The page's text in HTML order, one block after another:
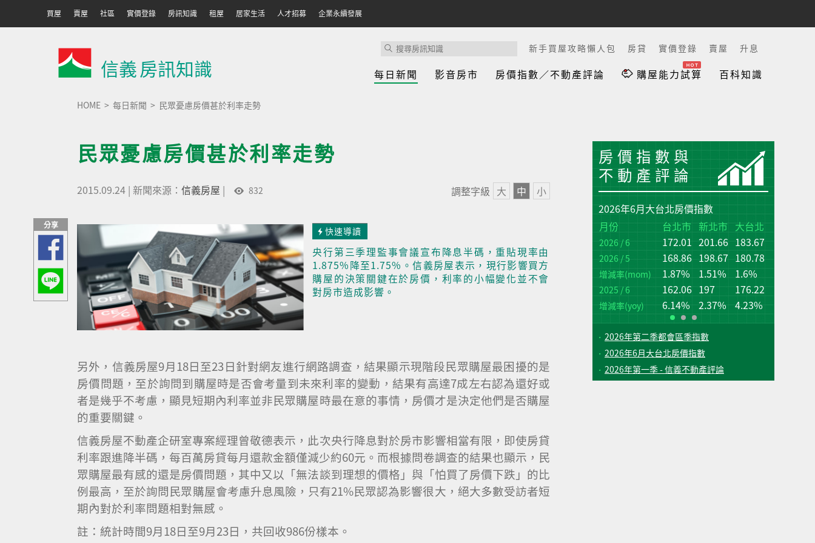
買屋 賣屋 社區 實價登錄 房訊知識 租屋 居家生活 人才招募 企業永續發展
信義房訊知識
新手買屋攻略懶人包 房貸 實價登錄 賣屋 升息
每日新聞 影音房市 房價指數／不動產評論 購屋能力試算 百科知識
HOME 每日新聞 民眾憂慮房價甚於利率走勢
民眾憂慮房價甚於利率走勢
2015.09.24 | 新聞來源： 信義房屋 | 832 調整字級 大 中 小
分享 快速導讀
央行第三季理監事會議宣布降息半碼，重貼現率由
1.875%降至1.75%。信義房屋表示，現行影響買方
購屋的決策關鍵在於房價，利率的小幅變化並不會
對房市造成影響。
另外，信義房屋9月18日至23日針對網友進行網路調查，結果顯示現階段民眾購屋最困擾的是
房價問題，至於詢問到購屋時是否會考量到未來利率的變動，結果有高達7成左右認為還好或
者是幾乎不考慮，顯見短期內利率並非民眾購屋時最在意的事情，房價才是決定他們是否購屋
的重要關鍵。
信義房屋不動產企研室專案經理曾敬德表示，此次央行降息對於房市影響相當有限，即使房貸
利率跟進降半碼，每百萬房貸每月還款金額僅減少約60元。而根據問卷調查的結果也顯示，民
眾購屋最有感的還是房價問題，其中又以「無法談到理想的價格」與「怕買了房價下跌」的比
例最高，至於詢問民眾購屋會考慮升息風險，只有21%民眾認為影響很大，絕大多數受訪者短
期內對於利率問題相對無感。
註：統計時間9月18日至9月23日，共回收986份樣本。
房價指數與
不動產評論
2026年6月大台北房價指數
月份
台北市 新北市 大台北
2026 / 6 172.01 201.66 183.67
2026 / 5 168.86 198.67 180.78
增減率(mom) 1.87% 1.51% 1.6%
2025 / 6 162.06 197 176.22
增減率(yoy) 6.14% 2.37% 4.23%
2026年第二季都會區季指數
2026年6月大台北房價指數
2026年第一季 - 信義不動產評論